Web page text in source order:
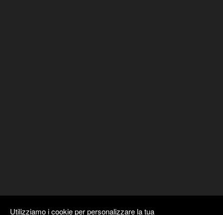
Utilizziamo i cookie per personalizzare la tua